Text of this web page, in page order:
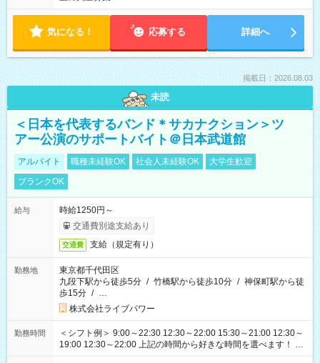
気になる！ 応募する 詳細へ
掲載日：2026.08.03
未読
＜日本を代表するバンド＊サカナクション＞ツ
アー公演のサポートバイト＠日本武道館
アルバイト 職種未経験OK 社会人未経験OK
大学生歓迎
ブランクOK
給与
時給1250円～
交通費別途支給あり
交通費 支給（規定有り）
勤務地
東京都千代田区
九段下駅から徒歩5分 / 竹橋駅から徒歩10分 / 神保町駅から徒
歩15分 / …
株式会社ライブパワー
勤務時間
＜シフト例＞ 9:00～22:30 12:30～22:00 15:30～21:00 12:30～
19:00 12:30～22:00 上記の時間から好きな時間を選べます！ ※
時間は変更となる可能性があります